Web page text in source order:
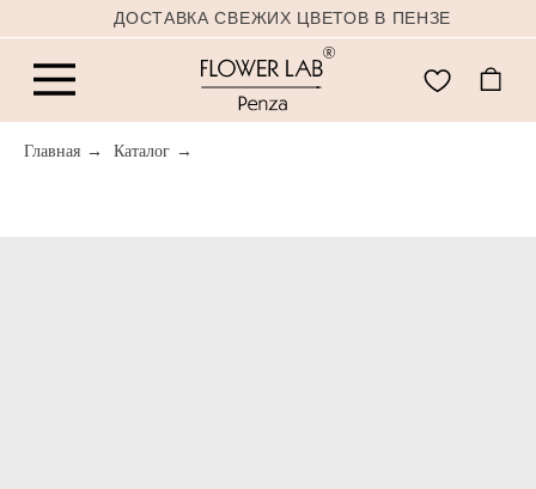
ДОСТАВКА СВЕЖИХ ЦВЕТОВ В ПЕНЗЕ
Главная → Каталог →